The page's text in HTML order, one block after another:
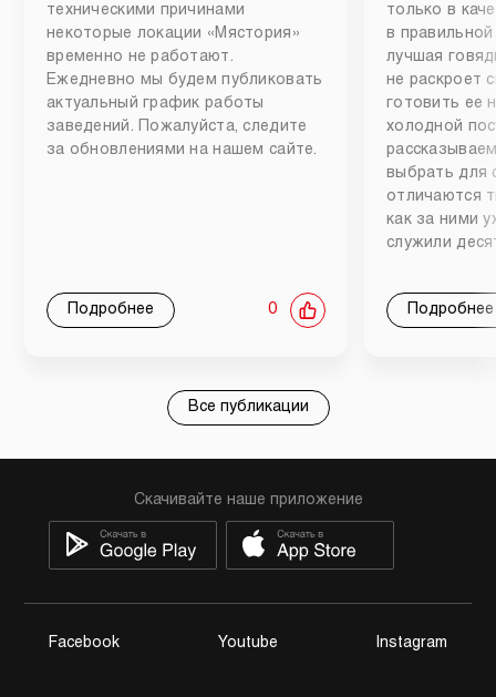
техническими причинами
некоторые локации «Мястория»
временно не работают.
Ежедневно мы будем публиковать
актуальный график работы
заведений. Пожалуйста, следите
за обновлениями на нашем сайте.
Подробнее 0
только в
в
лучшая
не раскроет
готовить ее
холодной
выбрать для
отличаются
как за ними
служили
Подробнее
Все публикации
Скачивайте наше приложение
Facebook Youtube Instagram